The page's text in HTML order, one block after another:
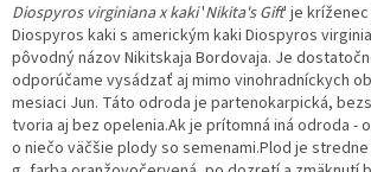
Diospyros virginiana x kaki'Nikita's Gift' je
Diospyros kaki s americkým kaki Diospyros
pôvodný názov Nikitskaja Bordovaja. Je
odporúčame vysádzať aj mimo vinohradníckych
mesiaci Jun. Táto odroda je partenokarpická,
tvoria aj bez opelenia.Ak je prítomná iná odroda -
o niečo väčšie plody so semenami.Plod je